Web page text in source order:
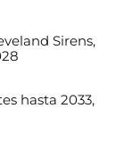
Sirens,
hasta 2033,